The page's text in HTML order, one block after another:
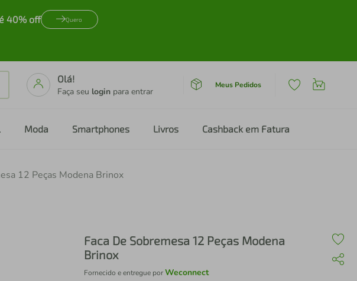
40% off Quero
Olá!
Faça seu login para entrar
Meus Pedidos
Moda Smartphones Livros Cashback em Fatura
12 Peças Modena Brinox
Faca De Sobremesa 12 Peças Modena
Brinox
Fornecido e entregue porWeconnect